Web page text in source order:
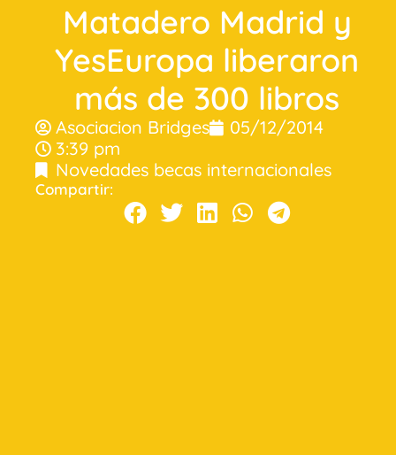
Matadero Madrid y
YesEuropa liberaron
más de 300 libros
Asociacion Bridges
05/12/2014
3:39 pm
Novedades becas internacionales
Compartir: